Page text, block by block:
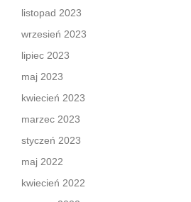
listopad 2023
wrzesień 2023
lipiec 2023
maj 2023
kwiecień 2023
marzec 2023
styczeń 2023
maj 2022
kwiecień 2022